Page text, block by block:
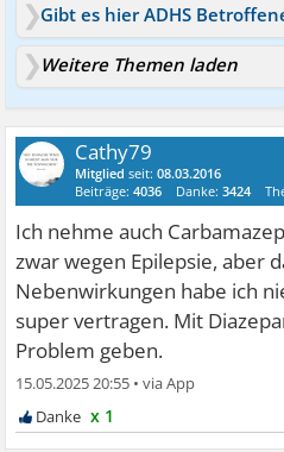
Weitere Themen laden
Cathy79
Mitglied seit:08.03.2016
Beiträge:4036 Danke:3424
Ich nehme auch
zwar wegen Epilepsie, aber
Nebenwirkungen habe ich
super vertragen. Mit
Problem geben.
15.05.2025 20:55 •
x 1